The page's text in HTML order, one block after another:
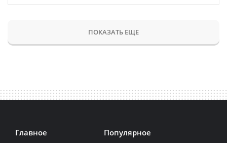
ПОКАЗАТЬ ЕЩЕ
Главное Популярное